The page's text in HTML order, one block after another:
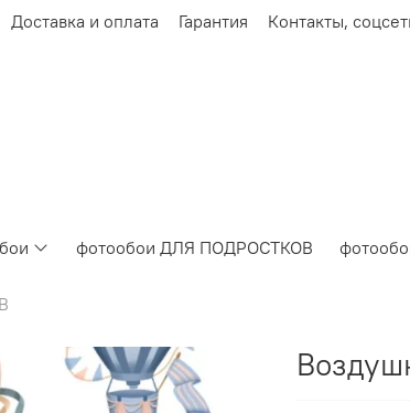
Доставка и оплата Гарантия Контакты,
фотообои ДЛЯ ПОДРОСТКОВ